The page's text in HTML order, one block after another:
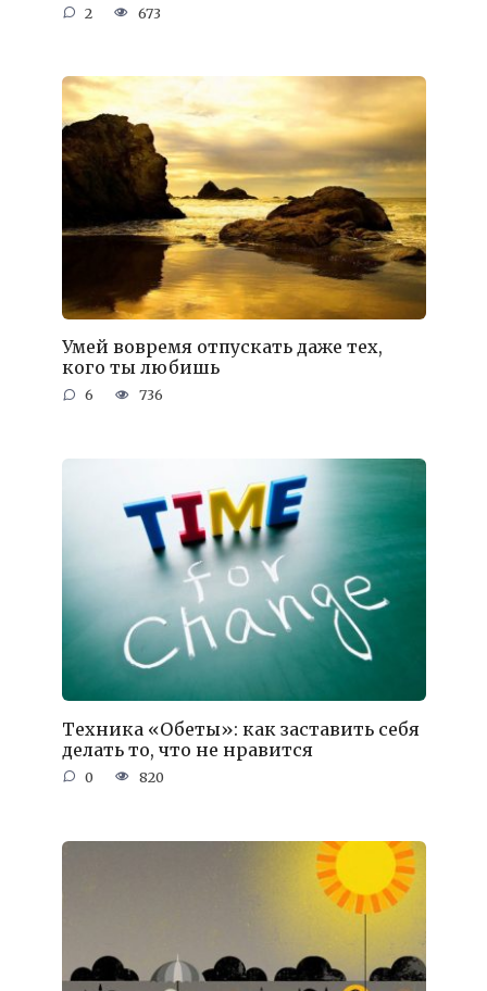
2 673
Умей вовремя отпускать даже тех,
кого ты любишь
6 736
Техника «Обеты»: как заставить себя
делать то, что не нравится
0 820